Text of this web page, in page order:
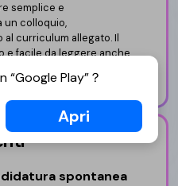
semplice e
un colloquio,
curriculum allegato. Il
e facile da leggere anche
spontanea
“Google Play”？
Apri